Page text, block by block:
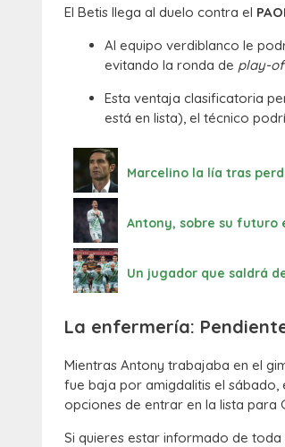
El Betis llega al duelo contra el
Al equipo verdiblanco le
evitando la ronda de play-
Esta ventaja clasificatoria
está en lista), el técnico
Marcelino la lía tras
Antony, sobre su futuro
Un jugador que saldrá
La enfermería:
Mientras Antony trabajaba en el
fue baja por amigdalitis el
opciones de entrar en la lista para
Si quieres estar informado de toda